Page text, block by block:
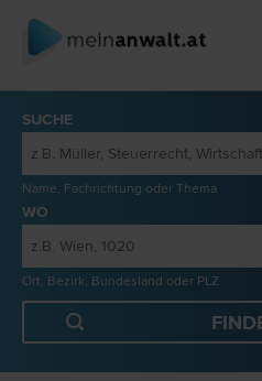
SUCHE
Name, Fachrichtung oder Thema
WO
Ort, Bezirk, Bundesland oder PLZ